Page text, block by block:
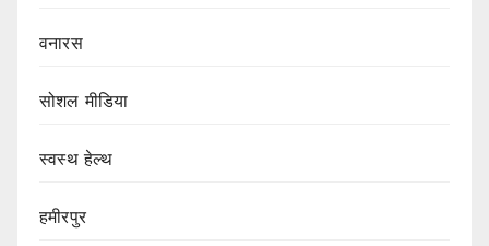
वनारस
सोशल मीडिया
स्वस्थ हेल्थ
हमीरपुर